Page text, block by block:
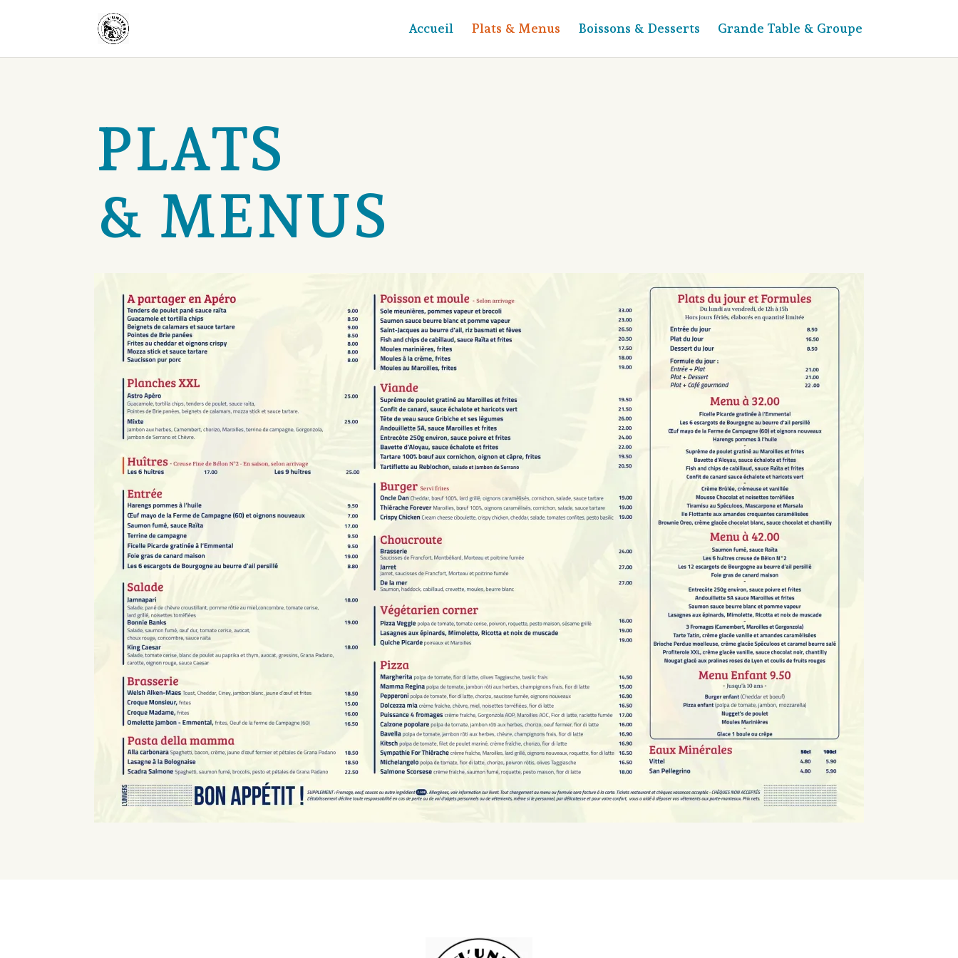
Accueil Plats & Menus Boissons & Desserts Grande Table & Groupe
PLATS
& MENUS